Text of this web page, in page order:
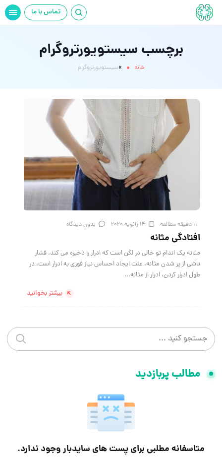
تماس با ما
برچسب سیستویورتروگرام
خانه »سیستویورتروگرام
11 دقیقه مطالعه 14 ژانویه 2020 بدون دیدگاه
افتادگی مثانه
مثانه یک اندام تو خالی در لگن است که ادرار را ذخیره می کند. فشار
ناشی از پر شدن مثانه، علت ایجاد احساس نیاز فوری به ادرار است. در
طول ادرار کردن، ادرار از مثانه...
بیشتر بخوانید
جستجو در سایت
مطالب پربازدید
متاسفانه مطلبی برای پست های سایدبار وجود ندارد.